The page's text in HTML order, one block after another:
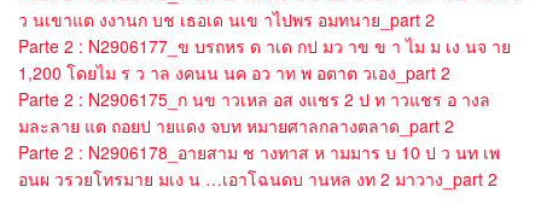
ว นเขาแต งงานก บช เธอเด นเข าไปพร อมทนาย_part 2
Parte 2 : N2906177_ข บรถหร ด าเด กป มว าข ข า ไม ม เง นจ าย
1,200 โดยไม ร ว าล งคนน นค อว าท พ อตาต วเอง_part 2
Parte 2 : N2906175_ก นข าวเหล อส งแชร 2 ป ท าวแชร อ างล
มละลาย แต ถอยป ายแดง จบท หมายศาลกลางตลาด_part 2
Parte 2 : N2906178_อายสาม ช างทาส ห ามมาร บ 10 ป ว นท เพ
อนผ วรวยโทรมาย มเง น …เอาโฉนดบ านหล งท 2 มาวาง_part 2